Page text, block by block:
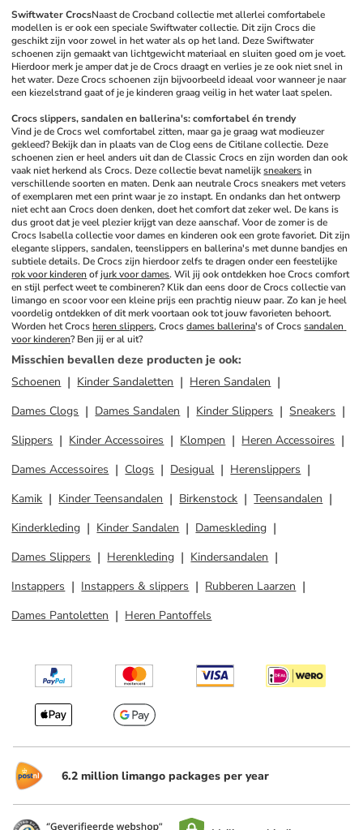
Swiftwater CrocsNaast de Crocband collectie met allerlei comfortabele
modellen is er ook een speciale Swiftwater collectie. Dit zijn Crocs die
geschikt zijn voor zowel in het water als op het land. Deze Swiftwater
schoenen zijn gemaakt van lichtgewicht materiaal en sluiten goed om je voet.
Hierdoor merk je amper dat je de Crocs draagt en verlies je ze ook niet snel in
het water. Deze Crocs schoenen zijn bijvoorbeeld ideaal voor wanneer je naar
een kiezelstrand gaat of je je kinderen graag veilig in het water laat spelen.
Crocs slippers, sandalen en ballerina's: comfortabel én trendy
Vind je de Crocs wel comfortabel zitten, maar ga je graag wat modieuzer
gekleed? Bekijk dan in plaats van de Clog eens de Citilane collectie. Deze
schoenen zien er heel anders uit dan de Classic Crocs en zijn worden dan ook
vaak niet herkend als Crocs. Deze collectie bevat namelijk sneakers in
verschillende soorten en maten. Denk aan neutrale Crocs sneakers met veters
of exemplaren met een print waar je zo instapt. En ondanks dan het ontwerp
niet echt aan Crocs doen denken, doet het comfort dat zeker wel. De kans is
dus groot dat je veel plezier krijgt van deze aanschaf. Voor de zomer is de
Crocs Isabella collectie voor dames en kinderen ook een grote favoriet. Dit zijn
elegante slippers, sandalen, teenslippers en ballerina's met dunne bandjes en
rok voor kinderen of jurk voor dames. Wil jij ook ontdekken hoe Crocs comfort
en stijl perfect weet te combineren? Klik dan eens door de Crocs collectie van
limango en scoor voor een kleine prijs een prachtig nieuw paar. Zo kan je heel
voordelig ontdekken of dit merk voortaan ook tot jouw favorieten behoort.
Worden het Crocs heren slippers, Crocs dames ballerina's of Crocs sandalen
voor kinderen? Ben jij er al uit?
Misschien bevallen deze producten je ook:
Schoenen
Kinder Sandaletten
Heren Sandalen
Dames Clogs
Dames Sandalen Kinder Slippers
Sneakers
Slippers
Kinder Accessoires Klompen
Heren Accessoires
Dames Accessoires
Clogs Desigual
Herenslippers
Kamik
Kinder Teensandalen Birkenstock
Teensandalen
Kinderkleding
Kinder Sandalen
Dameskleding
Dames Slippers
Herenkleding
Kindersandalen
Instappers
Instappers & slippers
Rubberen Laarzen
Dames Pantoletten
Heren Pantoffels
6.2 million limango packages per year